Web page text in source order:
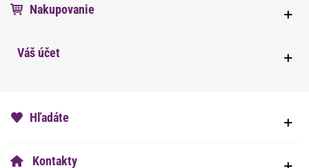
Nakupovanie
Váš účet
Hľadáte
Kontakty